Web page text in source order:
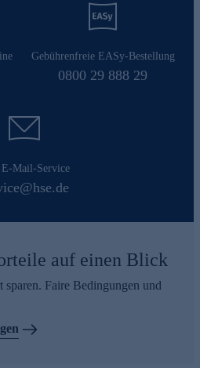
Gebührenfreie EASy-Bestellung
0800 29 888 29
Mail-Service
auf einen Blick
Faire Bedingungen und